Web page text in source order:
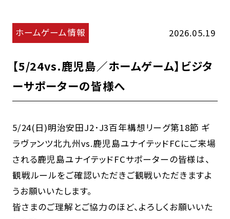
ホームゲーム情報 2026.05.19
【5/24vs.鹿児島／ホームゲーム】ビジタ
ーサポーターの皆様へ
5/24(日)明治安田J2･J3百年構想リーグ第18節 ギ
ラヴァンツ北九州vs.鹿児島ユナイテッドFCにご来場
される鹿児島ユナイテッドFCサポーターの皆様は、
観戦ルールをご確認いただきご観戦いただきますよ
うお願いいたします。
皆さまのご理解とご協力のほど、よろしくお願いいた